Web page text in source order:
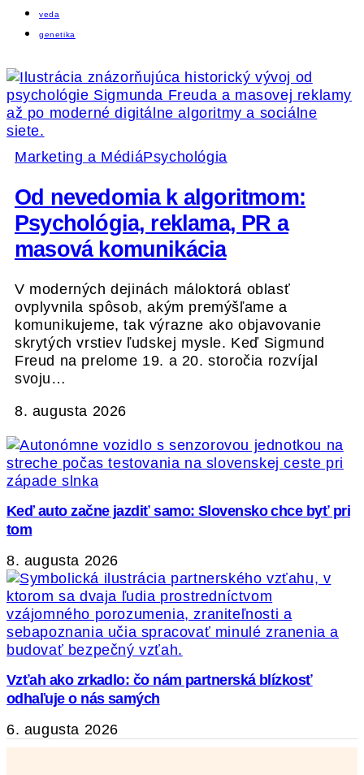
veda
genetika
Marketing a MédiáPsychológia
Od nevedomia k algoritmom:
Psychológia, reklama, PR a
masová komunikácia
V moderných dejinách máloktorá oblasť
ovplyvnila spôsob, akým premýšľame a
komunikujeme, tak výrazne ako objavovanie
skrytých vrstiev ľudskej mysle. Keď Sigmund
Freud na prelome 19. a 20. storočia rozvíjal
svoju…
8. augusta 2026
Keď auto začne jazdiť samo: Slovensko chce byť pri
tom
8. augusta 2026
Vzťah ako zrkadlo: čo nám partnerská blízkosť
odhaľuje o nás samých
6. augusta 2026